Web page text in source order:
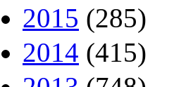
2015 (285)
2014 (415)